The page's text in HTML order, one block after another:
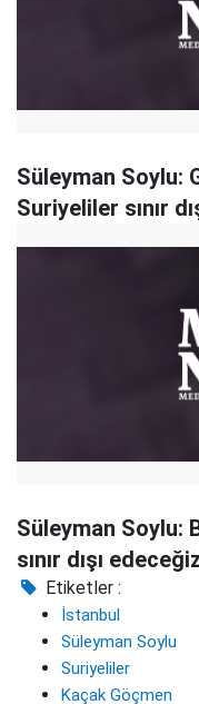
Süleyman Soylu:
Suriyeliler sınır
Süleyman Soylu:
sınır dışı edeceğiz
Etiketler :
İstanbul
Süleyman Soylu
Suriyeliler
Kaçak Göçmen